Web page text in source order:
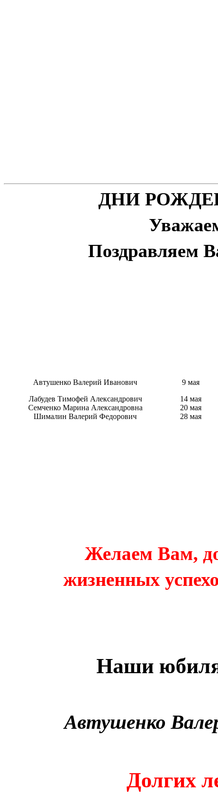
ДНИ
Поздравляем
Автушенко Валерий Иванович
9 мая
Лабудев Тимофей Александрович
14 мая
Семченко Марина Александровна
20 мая
Шималин Валерий Федорович
28 мая
Желаем Вам,
жизненных
Наши
Автушенко
Долгих